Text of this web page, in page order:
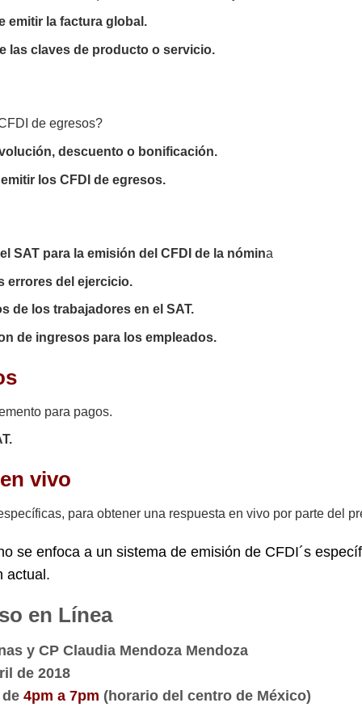
emitir la factura global.
las claves de producto o servicio.
de egresos?
descuento o bonificación.
los CFDI de egresos.
SAT para la emisión del CFDI de la nómina
errores del ejercicio.
de los trabajadores en el SAT.
de ingresos para los empleados.
para pagos.
vivo
para obtener una respuesta en vivo por parte del
se enfoca a un sistema de emisión de CFDI´s
actual.
en Línea
y CP Claudia Mendoza Mendoza
de 2018
4pm a 7pm (horario del centro de México)